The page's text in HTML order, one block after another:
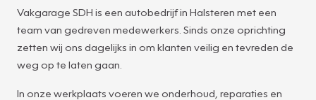
Vakgarage SDH is een autobedrijf in Halsteren met een
team van gedreven medewerkers. Sinds onze oprichting
zetten wij ons dagelijks in om klanten veilig en tevreden de
weg op te laten gaan.
In onze werkplaats voeren we onderhoud, reparaties en